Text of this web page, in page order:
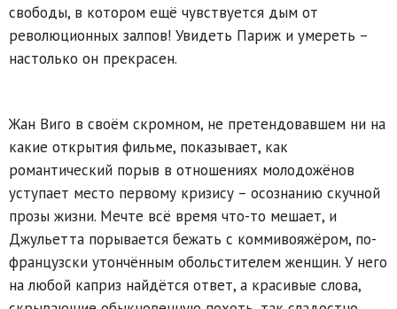
свободы, в котором ещё чувствуется дым от
революционных залпов! Увидеть Париж и умереть –
настолько он прекрасен.
Жан Виго в своём скромном, не претендовавшем ни на
какие открытия фильме, показывает, как
романтический порыв в отношениях молодожёнов
уступает место первому кризису – осознанию скучной
прозы жизни. Мечте всё время что-то мешает, и
Джульетта порывается бежать с коммивояжёром, по-
французски утончённым обольстителем женщин. У него
на любой каприз найдётся ответ, а красивые слова,